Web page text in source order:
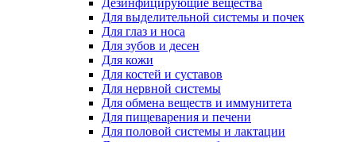
Дезинфицирующие вещества
Для выделительной системы и почек
Для глаз и носа
Для зубов и десен
Для кожи
Для костей и суставов
Для нервной системы
Для обмена веществ и иммунитета
Для пищеварения и печени
Для половой системы и лактации